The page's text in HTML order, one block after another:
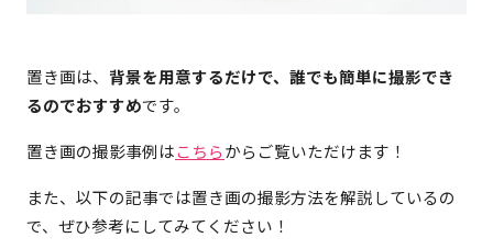
置き画は、 背景を用意するだけで、誰でも簡単に撮影でき
るのでおすすめです。
置き画の撮影事例はこちらからご覧いただけます！
また、以下の記事では置き画の撮影方法を解説しているの
で、ぜひ参考にしてみてください！